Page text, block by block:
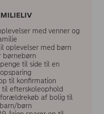
med venner og
oplevelser med børn
børnebørn
til side til en
til konfirmation
efterskoleophold
af bolig til
børn